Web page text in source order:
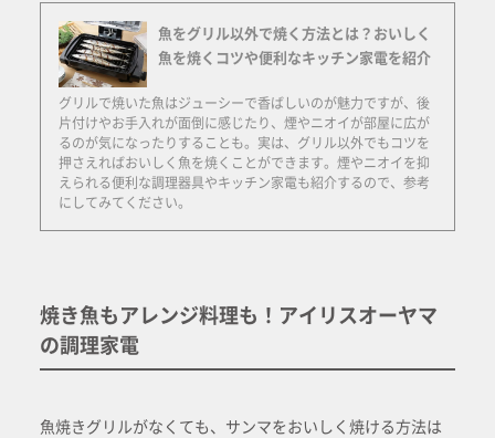
魚をグリル以外で焼く方法とは？おいしく
魚を焼くコツや便利なキッチン家電を紹介
グリルで焼いた魚はジューシーで香ばしいのが魅力ですが、後
片付けやお手入れが面倒に感じたり、煙やニオイが部屋に広が
るのが気になったりすることも。実は、グリル以外でもコツを
押さえればおいしく魚を焼くことができます。煙やニオイを抑
えられる便利な調理器具やキッチン家電も紹介するので、参考
にしてみてください。
焼き魚もアレンジ料理も！アイリスオーヤマ
の調理家電
魚焼きグリルがなくても、サンマをおいしく焼ける方法は